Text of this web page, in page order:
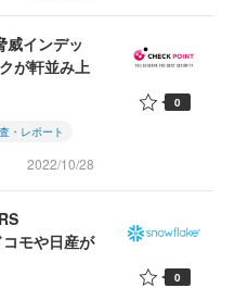
威インデッ
が軒並み上
・レポート
2022/10/28
0
モや日産が
0